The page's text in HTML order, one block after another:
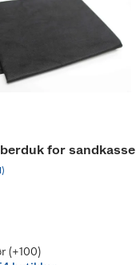
for sandkasse
)
(+100)